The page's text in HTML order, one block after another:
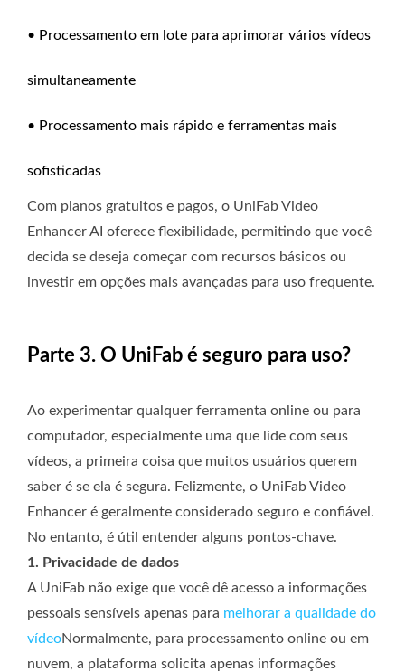
• Processamento em lote para aprimorar vários vídeos
simultaneamente
• Processamento mais rápido e ferramentas mais
sofisticadas
Com planos gratuitos e pagos, o UniFab Video
Enhancer AI oferece flexibilidade, permitindo que você
decida se deseja começar com recursos básicos ou
investir em opções mais avançadas para uso frequente.
Parte 3. O UniFab é seguro para uso?
Ao experimentar qualquer ferramenta online ou para
computador, especialmente uma que lide com seus
vídeos, a primeira coisa que muitos usuários querem
saber é se ela é segura. Felizmente, o UniFab Video
Enhancer é geralmente considerado seguro e confiável.
No entanto, é útil entender alguns pontos-chave.
1. Privacidade de dados
A UniFab não exige que você dê acesso a informações
pessoais sensíveis apenas para melhorar a qualidade do
vídeoNormalmente, para processamento online ou em
nuvem, a plataforma solicita apenas informações